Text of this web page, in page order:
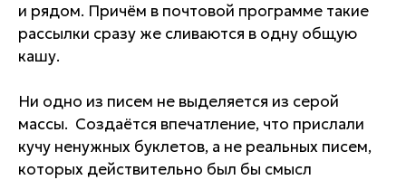
и рядом. Причём в почтовой программе такие
рассылки сразу же сливаются в одну общую
кашу.
Ни одно из писем не выделяется из серой
массы. Создаётся впечатление, что прислали
кучу ненужных буклетов, а не реальных писем,
которых действительно был бы смысл